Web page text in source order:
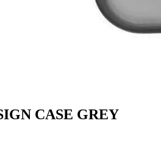
CASE GREY